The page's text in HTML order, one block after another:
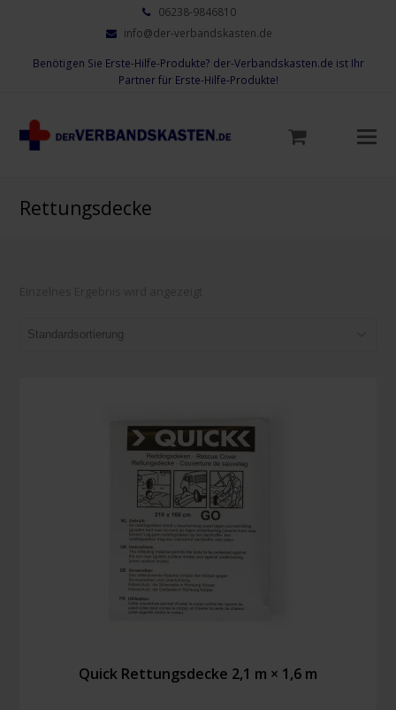
06238-9846810
info@der-verbandskasten.de
Benötigen Sie Erste-Hilfe-Produkte? der-Verbandskasten.de ist Ihr
Partner für Erste-Hilfe-Produkte!
Rettungsdecke
Quick Rettungsdecke 2,1 m × 1,6 m